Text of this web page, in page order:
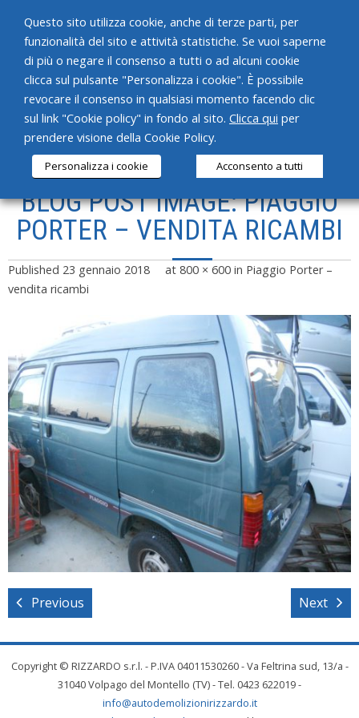
HOME
CHI SIAMO
SERVIZI
PRODOTTI
CONTATTI
BLOG POST IMAGE: PIAGGIO
PORTER – VENDITA RICAMBI
Published 23 gennaio 2018 at 800 × 600 in Piaggio Porter –
vendita ricambi
Previous Next
Copyright © RIZZARDO s.r.l. - P.IVA 04011530260 - Va Feltrina sud, 13/a -
31040 Volpago del Montello (TV) - Tel. 0423 622019 -
info@autodemolizionirizzardo.it
Questo sito utilizza cookie, anche di terze parti, per
funzionalità del sito e attività statistiche. Se vuoi saperne
di più o negare il consenso a tutti o ad alcuni cookie
clicca sul pulsante "Personalizza i cookie". È possibile
revocare il consenso in qualsiasi momento facendo clic
sul link "Cookie policy" in fondo al sito. Clicca qui per
prendere visione della Cookie Policy.
Personalizza i cookie Acconsento a tutti